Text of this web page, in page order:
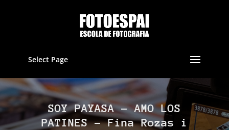
Select Page
SOY PAYASA – AMO LOS
PATINES – Fina Rozas i